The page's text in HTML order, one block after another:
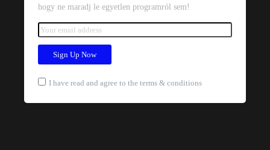
hogy ne maradj le egyetlen programról sem!
I have read and agree to the terms & conditions